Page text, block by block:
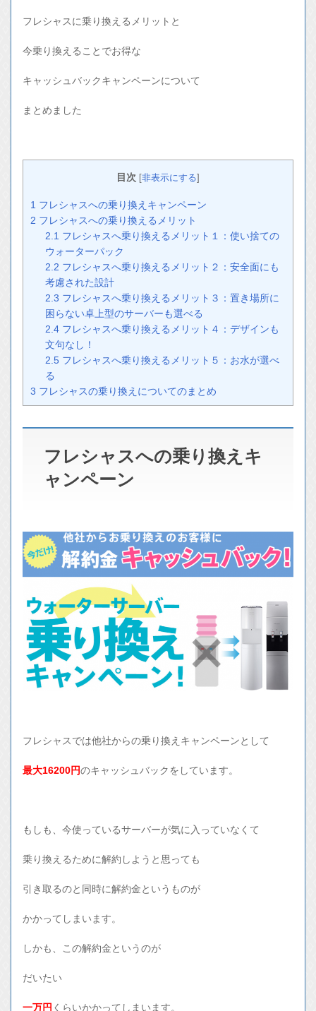
フレシャスに乗り換えるメリットと
今乗り換えることでお得な
キャッシュバックキャンペーンについて
まとめました
目次 非表示にする
1 フレシャスへの乗り換えキャンペーン
2 フレシャスへの乗り換えるメリット
2.1 フレシャスへ乗り換えるメリット１：使い捨ての
ウォーターパック
2.2 フレシャスへ乗り換えるメリット２：安全面にも
考慮された設計
2.3 フレシャスへ乗り換えるメリット３：置き場所に
困らない卓上型のサーバーも選べる
2.4 フレシャスへ乗り換えるメリット４：デザインも
文句なし！
2.5 フレシャスへ乗り換えるメリット５：お水が選べ
る
3 フレシャスの乗り換えについてのまとめ
フレシャスへの乗り換えキ
ャンペーン
フレシャスでは他社からの乗り換えキャンペーンとして
最大16200円のキャッシュバックをしています。
もしも、今使っているサーバーが気に入っていなくて
乗り換えるために解約しようと思っても
引き取るのと同時に解約金というものが
かかってしまいます。
しかも、この解約金というのが
だいたい
一万円 くらいかかってしまいます。